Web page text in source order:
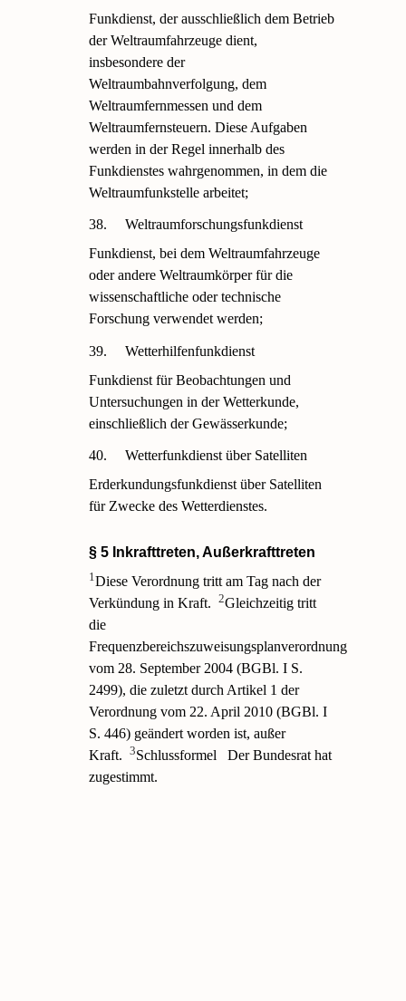
Funkdienst, der ausschließlich dem Betrieb
der Weltraumfahrzeuge dient,
insbesondere der
Weltraumbahnverfolgung, dem
Weltraumfernmessen und dem
Weltraumfernsteuern. Diese Aufgaben
werden in der Regel innerhalb des
Funkdienstes wahrgenommen, in dem die
Weltraumfunkstelle arbeitet;
38.
Weltraumforschungsfunkdienst
Funkdienst, bei dem Weltraumfahrzeuge
oder andere Weltraumkörper für die
wissenschaftliche oder technische
Forschung verwendet werden;
39.
Wetterhilfenfunkdienst
Funkdienst für Beobachtungen und
Untersuchungen in der Wetterkunde,
einschließlich der Gewässerkunde;
40.
Wetterfunkdienst über Satelliten
Erderkundungsfunkdienst über Satelliten
für Zwecke des Wetterdienstes.
§ 5 Inkrafttreten, Außerkrafttreten
1Diese Verordnung tritt am Tag nach der
Verkündung in Kraft.
2Gleichzeitig tritt
die
Frequenzbereichszuweisungsplanverordnung
vom 28. September 2004 (BGBl. I S.
2499), die zuletzt durch Artikel 1 der
Verordnung vom 22. April 2010 (BGBl. I
S. 446) geändert worden ist, außer
Kraft.
3Schlussformel
Der Bundesrat hat
zugestimmt.